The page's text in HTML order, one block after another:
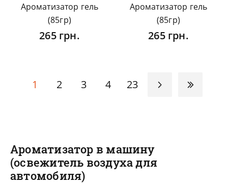
Ароматизатор гель
(85гр)
265 грн.
Ароматизатор гель
(85гр)
265 грн.
1 2 3 4 23
Ароматизатор в машину
(освежитель воздуха для
автомобиля)